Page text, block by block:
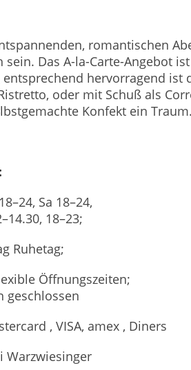
romantischen
Das A-la-Carte-Angebot
hervorragend ist
oder mit Schuß als
Konfekt ein
Sa 18–24,
18–23;
Ruhetag;
Öffnungszeiten;
geschlossen
, VISA, amex , Diners
Warzwiesinger